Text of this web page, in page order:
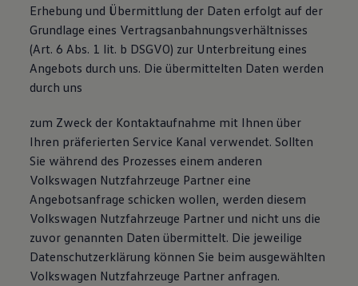
Erhebung und Übermittlung der Daten erfolgt auf der
Grundlage eines Vertragsanbahnungsverhältnisses
(Art. 6 Abs. 1 lit. b DSGVO) zur Unterbreitung eines
Angebots durch uns. Die übermittelten Daten werden
durch uns
zum Zweck der Kontaktaufnahme mit Ihnen über
Ihren präferierten Service Kanal verwendet. Sollten
Sie während des Prozesses einem anderen
Volkswagen Nutzfahrzeuge Partner eine
Angebotsanfrage schicken wollen, werden diesem
Volkswagen Nutzfahrzeuge Partner und nicht uns die
zuvor genannten Daten übermittelt. Die jeweilige
Datenschutzerklärung können Sie beim ausgewählten
Volkswagen Nutzfahrzeuge Partner anfragen.